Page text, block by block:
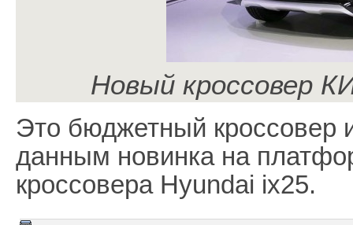
Новый кроссовер
Это бюджетный кроссовер
данным новинка на
кроссовера Hyundai ix25.